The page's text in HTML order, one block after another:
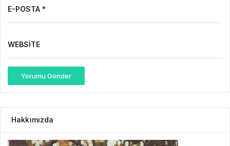
E-POSTA *
WEBSITE
Yorumu Gönder
Hakkımızda